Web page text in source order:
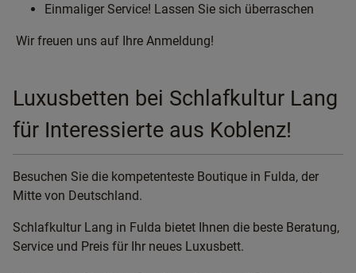
Einmaliger Service! Lassen Sie sich überraschen
Wir freuen uns auf Ihre Anmeldung!
Luxusbetten bei Schlafkultur Lang
für Interessierte aus Koblenz!
Besuchen Sie die kompetenteste Boutique in Fulda, der
Mitte von Deutschland.
Schlafkultur Lang in Fulda bietet Ihnen die beste Beratung,
Service und Preis für Ihr neues Luxusbett.